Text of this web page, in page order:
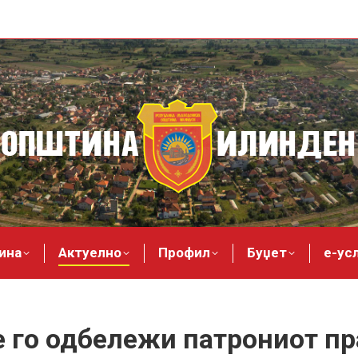
Актуелно Профил Буџет е-
одбележи патрониот